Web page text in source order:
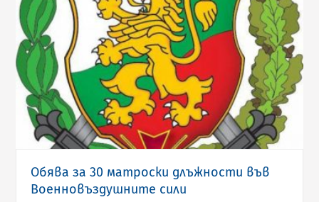
Обява за 30 матроски длъжности във
Военновъздушните сили